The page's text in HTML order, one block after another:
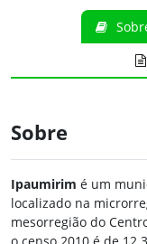
Sobre
Ipaumirim é um
localizado na
mesorregião do